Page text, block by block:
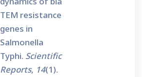
TEM resistance
genes in
Salmonella
Typhi. Scientific
Reports, 14(1).